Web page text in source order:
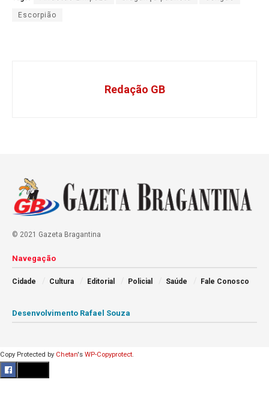
Escorpião
Redação GB
© 2021 Gazeta Bragantina
Navegação
Cidade Cultura Editorial Policial Saúde Fale Conosco
Desenvolvimento Rafael Souza
Copy Protected by Chetan's WP-Copyprotect.